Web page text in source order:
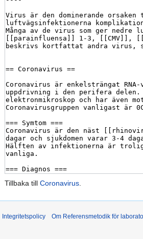
Tillbaka till Coronavirus.
Integritetspolicy Om Referensmetodik för